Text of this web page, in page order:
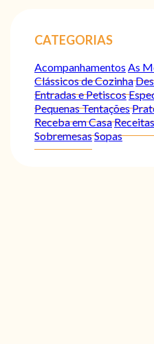
CATEGORIAS
Acompanhamentos As
Clássicos de Cozinha
Entradas e Petiscos
Pequenas Tentações
Receba em Casa
SobremesasSopas